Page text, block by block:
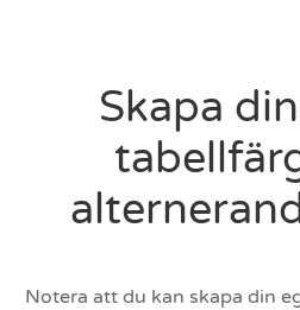
Skapa
Notera att du kan skapa din